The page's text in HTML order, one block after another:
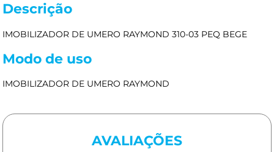
Descrição
IMOBILIZADOR DE UMERO RAYMOND 310-03 PEQ BEGE
Modo de uso
IMOBILIZADOR DE UMERO RAYMOND
AVALIAÇÕES